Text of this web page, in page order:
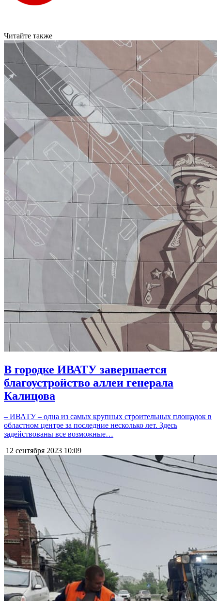
Читайте также
В городке ИВАТУ завершается
благоустройство аллеи генерала
Калицова
– ИВАТУ – одна из самых крупных строительных площадок в
областном центре за последние несколько лет. Здесь
задействованы все возможные…
12 сентября 2023 10:09